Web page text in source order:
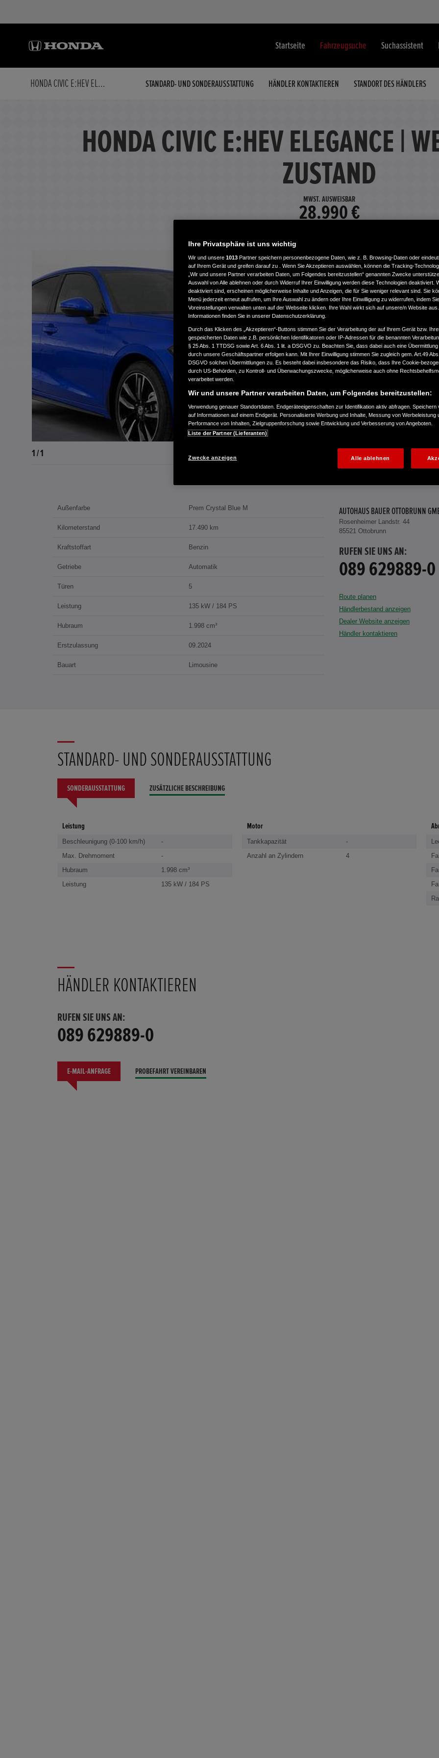
Startseite Fahrzeugsuche Suchassistent
HONDA CIVIC E:HEV ELEGANCE | WENIG KM | TOP ZUSTAND STANDARD- UND SONDERAUSSTATTUNG HÄNDLER KONTAKTIEREN STANDORT DES HÄNDLERS
HONDA CIVIC E:HEV ELEGANCE |
ZUSTAND
MWST. AUSWEISBAR
28.990 €
1 / 1
Außenfarbe Prem Crystal Blue M
Kilometerstand 17.490 km
Kraftstoffart Benzin
Getriebe Automatik
Türen 5
Leistung 135 kW / 184 PS
Hubraum 1.998 cm³
Erstzulassung 09.2024
Bauart Limousine
AUTOHAUS BAUER OTTOBRUNN
Rosenheimer Landstr. 44
85521 Ottobrunn
RUFEN SIE UNS AN:
089 629889-0
Route planen
Händlerbestand anzeigen
Dealer Website anzeigen
Händler kontaktieren
STANDARD- UND SONDERAUSSTATTUNG
SONDERAUSSTATTUNG ZUSÄTZLICHE BESCHREIBUNG
Leistung
Beschleunigung (0-100 km/h)
-
Max. Drehmoment
-
Hubraum
1.998 cm³
Leistung
135 kW / 184 PS
Motor
Tankkapazität
-
Anzahl an Zylindern
4
HÄNDLER KONTAKTIEREN
RUFEN SIE UNS AN:
089 629889-0
E-MAIL-ANFRAGE PROBEFAHRT VEREINBAREN
Ihre Privatsphäre ist uns wichtig
Wir und unsere 1013 Partner speichern personenbezogene Daten, wie z. B. Browsing-Daten oder
auf Ihrem Gerät und greifen darauf zu . Wenn Sie Akzeptieren auswählen, können die Tracking-
„Wir und unsere Partner verarbeiten Daten, um Folgendes bereitzustellen“ genannten Zwecke
Auswahl von Alle ablehnen oder durch Widerruf Ihrer Einwilligung werden diese Technologien deaktiviert.
deaktiviert sind, erscheinen möglicherweise Inhalte und Anzeigen, die für Sie weniger relevant sind. Sie
Menü jederzeit erneut aufrufen, um Ihre Auswahl zu ändern oder Ihre Einwilligung zu widerrufen, indem
Voreinstellungen verwalten unten auf der Webseite klicken. Ihre Wahl wirkt sich auf unsere/n Website
Informationen finden Sie in unserer Datenschutzerklärung.
Durch das Klicken des „Akzeptieren“-Buttons stimmen Sie der Verarbeitung der auf Ihrem Gerät bzw.
gespeicherten Daten wie z.B. persönlichen Identifikatoren oder IP-Adressen für die benannten
§ 25 Abs. 1 TTDSG sowie Art. 6 Abs. 1 lit. a DSGVO zu. Beachten Sie, dass dabei auch eine Übermittlung
durch unsere Geschäftspartner erfolgen kann. Mit Ihrer Einwilligung stimmen Sie zugleich gem. Art.49
DSGVO solchen Übermittlungen zu. Es besteht dabei insbesondere das Risiko, dass Ihre Cookie-
durch US-Behörden, zu Kontroll- und Überwachungszwecke, möglicherweise auch ohne
verarbeitet werden.
Wir und unsere Partner verarbeiten Daten, um Folgendes bereitzustellen:
Verwendung genauer Standortdaten. Endgeräteeigenschaften zur Identifikation aktiv abfragen. Speichern
auf Informationen auf einem Endgerät. Personalisierte Werbung und Inhalte, Messung von Werbeleistung
Performance von Inhalten, Zielgruppenforschung sowie Entwicklung und Verbesserung von Angeboten.
Liste der Partner (Lieferanten)
Zwecke anzeigen Alle ablehnen